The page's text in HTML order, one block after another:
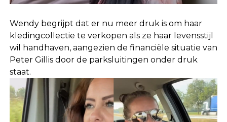
Wendy begrijpt dat er nu meer druk is om haar
kledingcollectie te verkopen als ze haar levensstijl
wil handhaven, aangezien de financiële situatie van
Peter Gillis door de parksluitingen onder druk
staat.